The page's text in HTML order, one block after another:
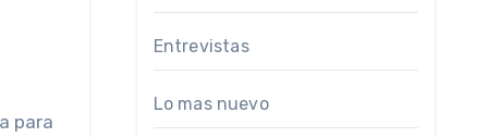
para
Entrevistas
Lo mas nuevo